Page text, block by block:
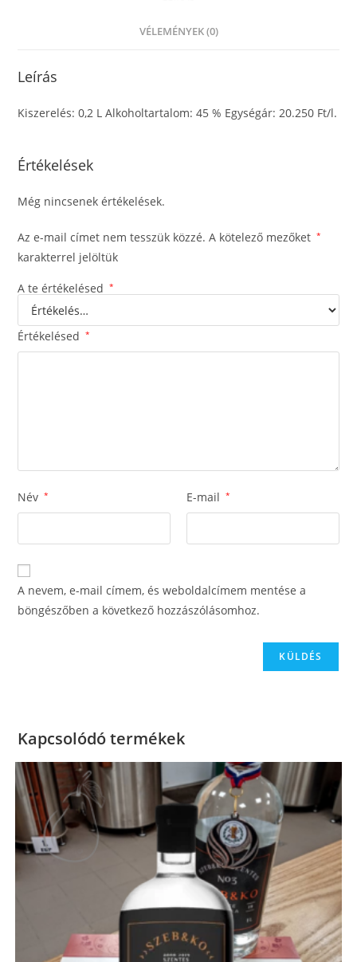
VÉLEMÉNYEK (0)
Leírás
Kiszerelés: 0,2 L Alkoholtartalom: 45 % Egységár: 20.250 Ft/l.
Értékelések
Még nincsenek értékelések.
Az e-mail címet nem tesszük közzé. A kötelező mezőket *
karakterrel jelöltük
A te értékelésed *
Értékelésed *
Név * E-mail *
A nevem, e-mail címem, és weboldalcímem mentése a
böngészőben a következő hozzászólásomhoz.
Kapcsolódó termékek